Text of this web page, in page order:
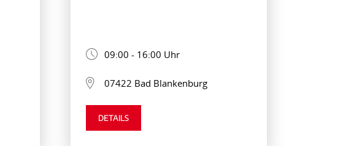
09:00 - 16:00 Uhr
07422 Bad Blankenburg
DETAILS